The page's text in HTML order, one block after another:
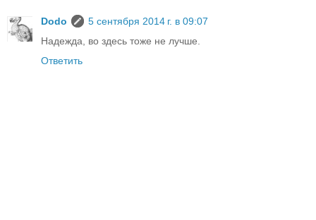
Dodo
5 сентября 2014 г. в 09:07
Надежда, во здесь тоже не лучше.
Ответить